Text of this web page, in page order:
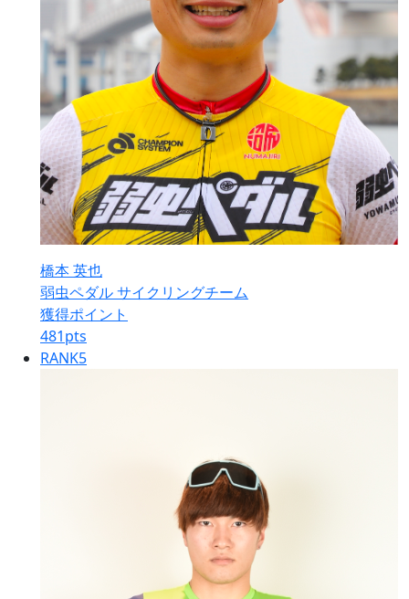
橋本 英也
弱虫ペダル サイクリングチーム
獲得ポイント
481pts
RANK5